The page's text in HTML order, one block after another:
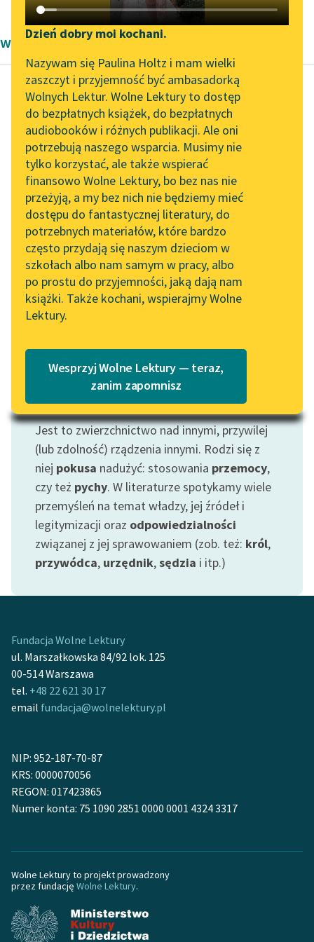
Katalog DAISY
Podkasty o książkach
Zgłoś brak utworu
Aktualności
Zapraszamy na spotkanie
online z tłumaczkami
literatury skandynawskiej
Spotkanie z Katarzyną
Tunkiel w Oslo
Wolne Lektury na 32.
Pol’and’Rock Festivalu
„Kochanek Lady
Chatterley” do słuchania
na Wolnych Lekturach
Nowy audiobook –
„Marzenie o Oriencie”
Lektury szkolne i klasyka
literatury do słuchania dla
uczennic i uczniów z
niepełnosprawnościami
E-kolekcja lektur
szkolnych i literatury do
słuchania dla uczennic i
uczniów z
niepełnosprawnościami
Feministyczne inspiracje.
feministycznej
Ręce pełne poezji
Kolekcje edukacyjne
twórców przechodzących
Starego Testamentu
Odkurzamy bohaterów
Narzędzia
Mapa Wolnych Lektur
Leśmianator
Przewodnik dla piszących i
czytających
API
OAI-PMH
Widget Wolnych Lektur
Przypisy
Katalog w formacie PDF
O nas
O projekcie
Dzień dobry moi kochani.
Nazywam się Paulina Holtz i mam wielki
zaszczyt i przyjemność być ambasadorką
Wolnych Lektur. Wolne Lektury to dostęp
do bezpłatnych książek, do bezpłatnych
audiobooków i różnych publikacji. Ale oni
potrzebują naszego wsparcia. Musimy nie
tylko korzystać, ale także wspierać
finansowo Wolne Lektury, bo bez nas nie
przeżyją, a my bez nich nie będziemy mieć
dostępu do fantastycznej literatury, do
potrzebnych materiałów, które bardzo
często przydają się naszym dzieciom w
szkołach albo nam samym w pracy, albo
po prostu do przyjemności, jaką dają nam
książki. Także kochani, wspierajmy Wolne
Lektury.
Wesprzyj Wolne Lektury — teraz,
zanim zapomnisz
wiersze okresu współczesności Jaś Kapela
Jaś Kapela
Kolęda graniczna
Przybieżeli do Usnarza
żołnierze,
walą dzielnie
armatkami na płocie.
Wała praworządności,
wała sprawiedliwości,
a dzieci...
Motyw: Władza
Jest to zwierzchnictwo nad innymi, przywilej
(lub zdolność) rządzenia innymi. Rodzi się z
niej pokusa nadużyć: stosowania przemocy,
czy też pychy. W literaturze spotykamy wiele
przemyśleń na temat władzy, jej źródeł i
legitymizacji oraz odpowiedzialności
związanej z jej sprawowaniem (zob. też: król,
przywódca, urzędnik,sędzia i itp.)
Fundacja Wolne Lektury
ul. Marszałkowska 84/92 lok. 125
00-514 Warszawa
tel. +48 22 621 30 17
email fundacja@wolnelektury.pl
NIP: 952-187-70-87
KRS: 0000070056
REGON: 017423865
Numer konta: 75 1090 2851 0000 0001 4324 3317
Wolne Lektury to projekt prowadzony
przez fundację Wolne Lektury.